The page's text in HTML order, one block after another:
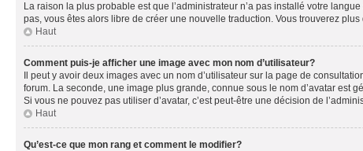
La raison la plus probable est que l’administrateur n’a pas installé votre
pas, vous êtes alors libre de créer une nouvelle traduction. Vous trouverez
Haut
Comment puis-je afficher une image avec mon nom d’utilisateur?
Il peut y avoir deux images avec un nom d’utilisateur sur la page de
forum. La seconde, une image plus grande, connue sous le nom d’avatar est
Si vous ne pouvez pas utiliser d’avatar, c’est peut-être une décision de
Haut
Qu’est-ce que mon rang et comment le modifier?